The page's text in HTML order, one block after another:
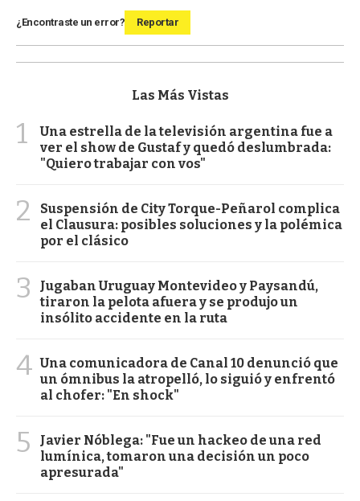
¿Encontraste un error? Reportar
Las Más Vistas
1
Una estrella de la televisión argentina fue a
ver el show de Gustaf y quedó deslumbrada:
"Quiero trabajar con vos"
2
Suspensión de City Torque-Peñarol complica
el Clausura: posibles soluciones y la polémica
por el clásico
3
Jugaban Uruguay Montevideo y Paysandú,
tiraron la pelota afuera y se produjo un
insólito accidente en la ruta
4 Una comunicadora de Canal 10 denunció que
un ómnibus la atropelló, lo siguió y enfrentó
al chofer: "En shock"
5
Javier Nóblega: "Fue un hackeo de una red
lumínica, tomaron una decisión un poco
apresurada"